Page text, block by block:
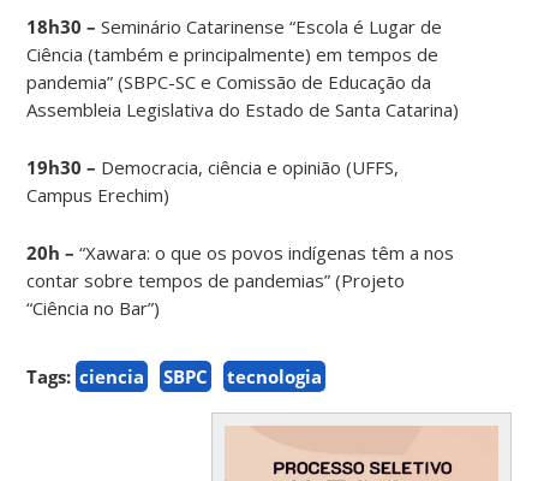
18h30 – Seminário Catarinense “Escola é Lugar de
Ciência (também e principalmente) em tempos de
pandemia” (SBPC-SC e Comissão de Educação da
Assembleia Legislativa do Estado de Santa Catarina)
19h30 – Democracia, ciência e opinião (UFFS,
Campus Erechim)
20h – “Xawara: o que os povos indígenas têm a nos
contar sobre tempos de pandemias” (Projeto
“Ciência no Bar”)
Tags: ciencia SBPC tecnologia